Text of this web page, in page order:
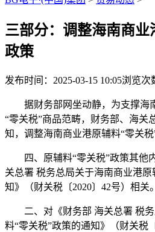
三部分：调整海南商业
政策
发布时间：2025-03-15 10:05浏览次
据财务部网坐动静，为支撑海
“零关税”商品范畴，财务部、海关
知，调整海南商业港原辅料“零关税
四、原辅料“零关税”政策其他
关总署 税务总局关于海南商业港原
知》（财关税〔2020〕42号）相关。
二、对《财务部 海关总署 税务
料“零关税”政策的通知》（财关税